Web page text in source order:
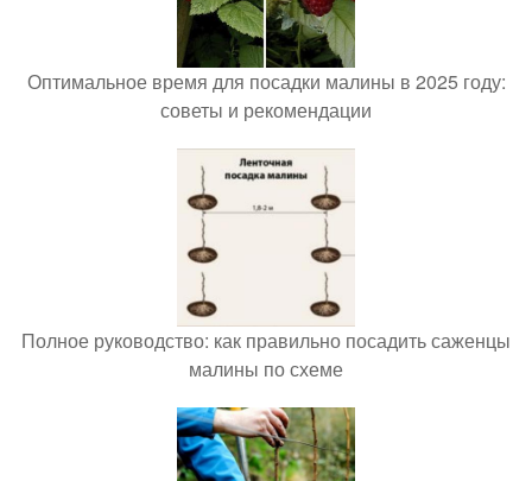
Оптимальное время для посадки малины в 2025 году:
советы и рекомендации
Полное руководство: как правильно посадить саженцы
малины по схеме